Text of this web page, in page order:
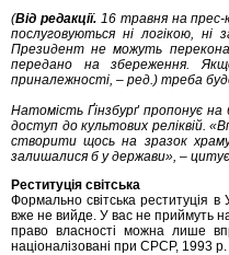
(Від редакції.16 травня на прес-
послуговуються ні логікою, ні
Президент не можуть
передано на збереження.
приналежності, – ред.) треба
Натомість Ґінзбурґ пропонує
доступ до культових реліквій.
створити щось на зразок
залишалися б у держави», –
Реституція світська
Формально світська реституція в
вже не вийде. У вас не приймуть
право власності можна лише
націоналізовані при СРСР, 1993